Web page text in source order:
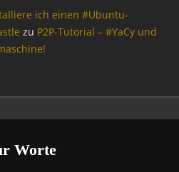
ich einen #Ubuntu-
zu P2P-Tutorial – #YaCy und
Worte